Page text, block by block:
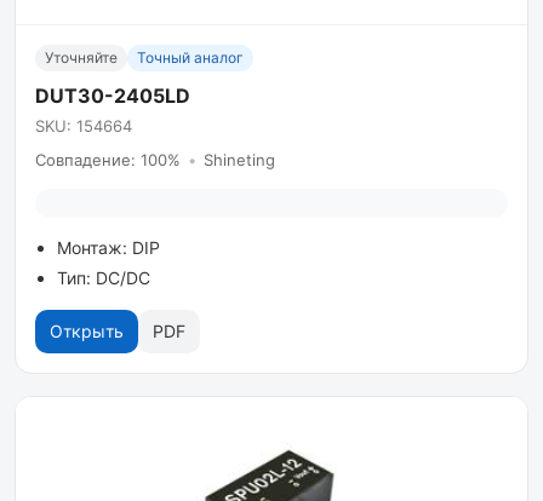
Уточняйте Точный аналог
DUT30-2405LD
SKU: 154664
Совпадение: 100% • Shineting
Монтаж: DIP
Тип: DC/DC
Открыть PDF